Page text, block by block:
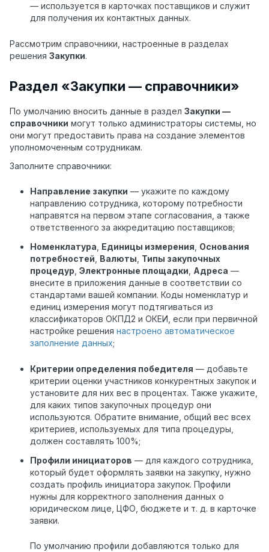
— используется в карточках поставщиков и служит
для получения их контактных данных.
Рассмотрим справочники, настроенные в разделах
решения Закупки.
Раздел «Закупки — справочники»
По умолчанию вносить данные в раздел Закупки —
справочники могут только администраторы системы, но
они могут предоставить права на создание элементов
уполномоченным сотрудникам.
Заполните справочники:
Направление закупки — укажите по каждому
направлению сотрудника, которому потребности
направятся на первом этапе согласования, а также
ответственного за аккредитацию поставщиков;
Номенклатура Единицы измерения Основания
потребностей Валюты Типы закупочных
процедур Электронные площадки Адреса —
внесите в приложения данные в соответствии со
стандартами вашей компании. Коды номенклатур и
единиц измерения могут подтягиваться из
классификаторов ОКПД2 и ОКЕИ, если при первичной
настройке решения настроено автоматическое
заполнение данных;
Критерии определения победителя — добавьте
критерии оценки участников конкурентных закупок и
установите для них вес в процентах. Также укажите,
для каких типов закупочных процедур они
используются. Обратите внимание, общий вес всех
критериев, используемых для типа процедуры,
должен составлять 100%;
Профили инициаторов — для каждого сотрудника,
который будет оформлять заявки на закупку, нужно
создать профиль инициатора закупок. Профили
нужны для корректного заполнения данных о
юридическом лице, ЦФО, бюджете и т. д. в карточке
заявки.
По умолчанию профили добавляются только для